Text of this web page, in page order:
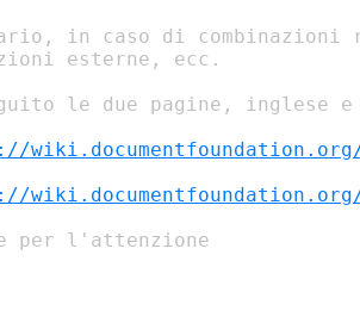
in caso di combinazioni
esterne, ecc.
le due pagine, inglese
wiki.documentfoundation.org/
wiki.documentfoundation.org/
per l'attenzione